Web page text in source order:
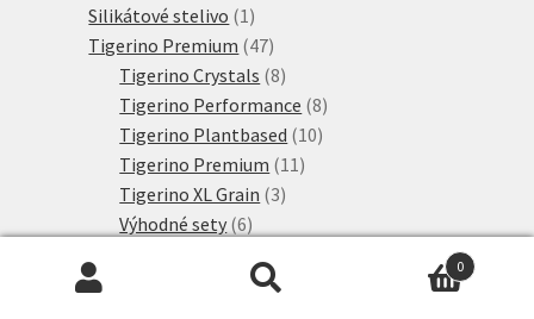
produkty
Silikátové stelivo 1 1
produkt
Tigerino Premium 4747
produktů
Tigerino Crystals 88
produktů
Tigerino Performance 88
produktů
Tigerino Plantbased 1010
Tigerino Premium 11 11
Tigerino XL Grain 33
Výhodné sety 66
produktů
4vets
0